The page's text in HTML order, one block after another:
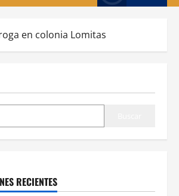
en colonia Lomitas
RECIENTES